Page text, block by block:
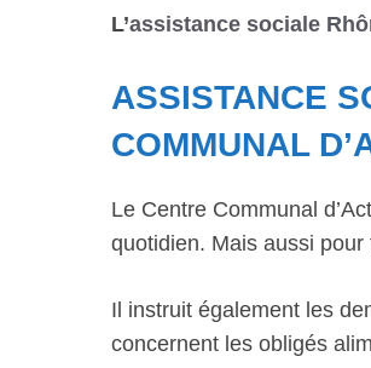
L’assistance sociale
ASSISTANCE
COMMUNAL
Le Centre Communal
quotidien. Mais aussi
Il instruit également les
concernent les obligés